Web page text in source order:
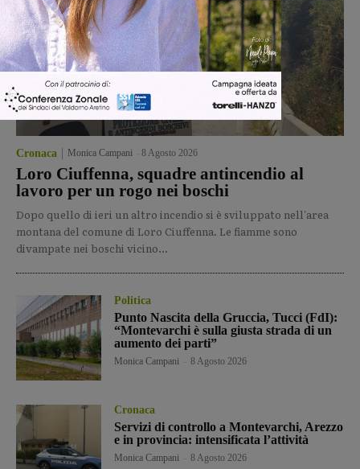
Cronaca Monica Campani 8 Agosto 2026
Loro Ciuffenna, squadre antincendio al
lavoro per un rogo nei boschi
Dopo quello di ieri un altro incendio si è sviluppato nell'area
montana del comune di Loro Ciuffenna. Le fiamme sono
divampate nei boschi vicino...
Politica
Punto Nascita della Gruccia, Tucci (FdI):
“Montevarchi è sulla giusta strada di un
aumento dei parti”
Monica Campani 8 Agosto 2026
Cronaca
Servizi di controllo a Montevarchi, Arezzo
e in provincia: intensificata l’attività
Monica Campani 8 Agosto 2026